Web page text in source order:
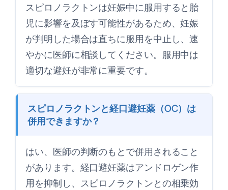
スピロノラクトンは妊娠中に服用すると胎
児に影響を及ぼす可能性があるため、妊娠
が判明した場合は直ちに服用を中止し、速
やかに医師に相談してください。服用中は
適切な避妊が非常に重要です。
スピロノラクトンと経口避妊薬（OC）は
併用できますか？
はい、医師の判断のもとで併用されること
があります。経口避妊薬はアンドロゲン作
用を抑制し、スピロノラクトンとの相乗効